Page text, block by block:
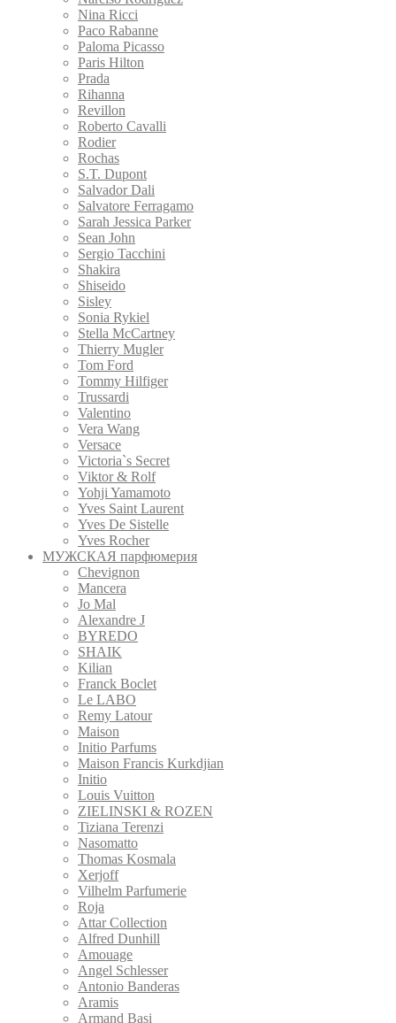
Nina Ricci
Paco Rabanne
Paloma Picasso
Paris Hilton
Prada
Rihanna
Revillon
Roberto Cavalli
Rodier
Rochas
S.T. Dupont
Salvador Dali
Salvatore Ferragamo
Sarah Jessica Parker
Sean John
Sergio Tacchini
Shakira
Shiseido
Sisley
Sonia Rykiel
Stella McCartney
Thierry Mugler
Tom Ford
Tommy Hilfiger
Trussardi
Valentino
Vera Wang
Versace
Victoria`s Secret
Viktor & Rolf
Yohji Yamamoto
Yves Saint Laurent
Yves De Sistelle
Yves Rocher
МУЖСКАЯ парфюмерия
Chevignon
Mancera
Jo Mal
Alexandre J
BYREDO
SHAIK
Kilian
Franck Boclet
Le LABO
Remy Latour
Maison
Initio Parfums
Maison Francis Kurkdjian
Initio
Louis Vuitton
ZIELINSKI & ROZEN
Tiziana Terenzi
Nasomatto
Thomas Kosmala
Xerjoff
Vilhelm Parfumerie
Roja
Attar Collection
Alfred Dunhill
Amouage
Angel Schlesser
Antonio Banderas
Aramis
Armand Basi